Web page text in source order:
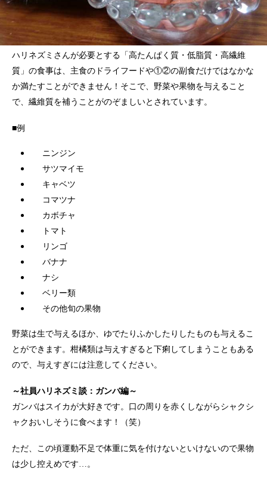
ハリネズミさんが必要とする「高たんぱく質・低脂質・高繊維
質」の食事は、主食のドライフードや①②の副食だけではなかな
か満たすことができません！そこで、野菜や果物を与えること
で、繊維質を補うことがのぞましいとされています。
■例
ニンジン
サツマイモ
キャベツ
コマツナ
カボチャ
トマト
リンゴ
バナナ
ナシ
ベリー類
その他旬の果物
野菜は生で与えるほか、ゆでたりふかしたりしたものも与えるこ
とができます。柑橘類は与えすぎると下痢してしまうこともある
ので、与えすぎには注意してください。
～社員ハリネズミ談：ガンバ編～
ガンバはスイカが大好きです。口の周りを赤くしながらシャクシ
ャクおいしそうに食べます！（笑）
ただ、この頃運動不足で体重に気を付けないといけないので果物
は少し控えめです…。